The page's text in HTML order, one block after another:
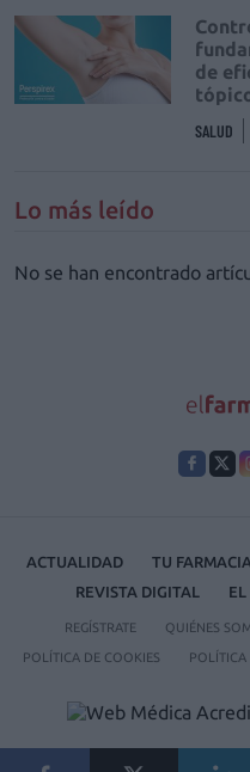
de
SALUD
Lo más leído
No se han encontrado
ACTUALIDAD TU FARMACIA
REVISTA DIGITAL
EL
REGÍSTRATE QUIÉNES
POLÍTICA DE COOKIES POLÍTICA